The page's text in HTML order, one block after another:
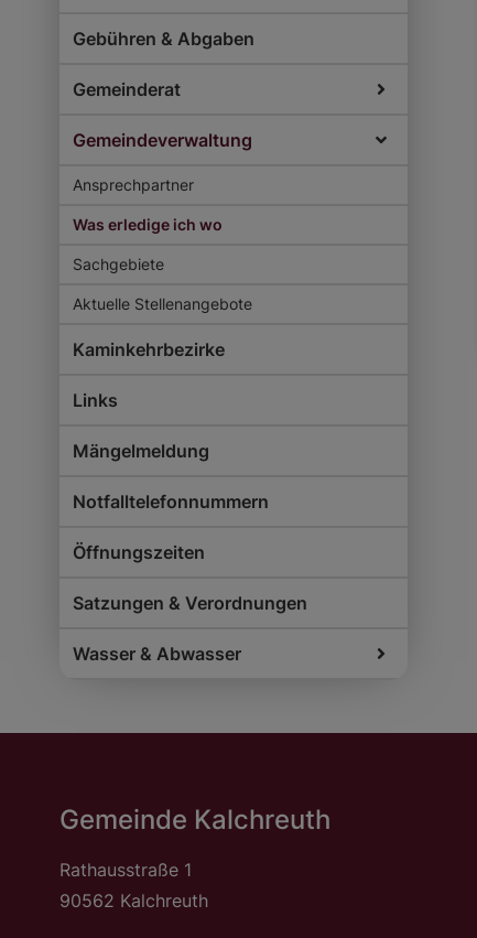
Gebühren & Abgaben
Gemeinderat
Gemeindeverwaltung
Ansprechpartner
Was erledige ich wo
Sachgebiete
Aktuelle Stellenangebote
Kaminkehrbezirke
Links
Mängelmeldung
Notfalltelefonnummern
Öffnungszeiten
Satzungen & Verordnungen
Wasser & Abwasser
Gemeinde Kalchreuth
Rathausstraße 1
90562 Kalchreuth